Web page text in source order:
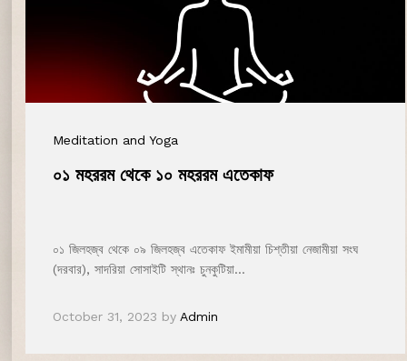
Meditation and Yoga
০১ মহররম থেকে ১০ মহররম এতেকাফ
০১ জিলহজ্ব থেকে ০৯ জিলহজ্ব এতেকাফ ইমামীয়া চিশ্‌তীয়া নেজামীয়া সংঘ
(দরবার), সাদরিয়া সোসাইটি স্থানঃ চুনকুটিয়া…
October 31, 2023 by Admin